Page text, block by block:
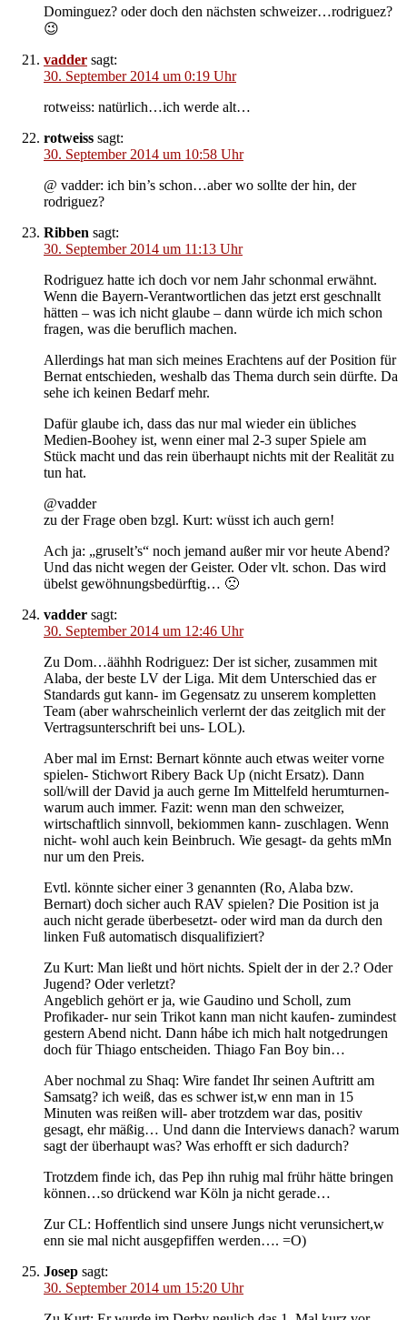
Dominguez? oder doch den nächsten schweizer…rodriguez?
😉
vadder sagt:
30. September 2014 um 0:19 Uhr
rotweiss: natürlich…ich werde alt…
rotweiss sagt:
30. September 2014 um 10:58 Uhr
@ vadder: ich bin’s schon…aber wo sollte der hin, der
rodriguez?
Ribben sagt:
30. September 2014 um 11:13 Uhr
Rodriguez hatte ich doch vor nem Jahr schonmal erwähnt.
Wenn die Bayern-Verantwortlichen das jetzt erst geschnallt
hätten – was ich nicht glaube – dann würde ich mich schon
fragen, was die beruflich machen.
Allerdings hat man sich meines Erachtens auf der Position für
Bernat entschieden, weshalb das Thema durch sein dürfte. Da
sehe ich keinen Bedarf mehr.
Dafür glaube ich, dass das nur mal wieder ein übliches
Medien-Boohey ist, wenn einer mal 2-3 super Spiele am
Stück macht und das rein überhaupt nichts mit der Realität zu
tun hat.
@vadder
zu der Frage oben bzgl. Kurt: wüsst ich auch gern!
Ach ja: „gruselt’s“ noch jemand außer mir vor heute Abend?
Und das nicht wegen der Geister. Oder vlt. schon. Das wird
übelst gewöhnungsbedürftig… 🙁
vadder sagt:
30. September 2014 um 12:46 Uhr
Zu Dom…äähhh Rodriguez: Der ist sicher, zusammen mit
Alaba, der beste LV der Liga. Mit dem Unterschied das er
Standards gut kann- im Gegensatz zu unserem kompletten
Team (aber wahrscheinlich verlernt der das zeitglich mit der
Vertragsunterschrift bei uns- LOL).
Aber mal im Ernst: Bernart könnte auch etwas weiter vorne
spielen- Stichwort Ribery Back Up (nicht Ersatz). Dann
soll/will der David ja auch gerne Im Mittelfeld herumturnen-
warum auch immer. Fazit: wenn man den schweizer,
wirtschaftlich sinnvoll, bekiommen kann- zuschlagen. Wenn
nicht- wohl auch kein Beinbruch. Wie gesagt- da gehts mMn
nur um den Preis.
Evtl. könnte sicher einer 3 genannten (Ro, Alaba bzw.
Bernart) doch sicher auch RAV spielen? Die Position ist ja
auch nicht gerade überbesetzt- oder wird man da durch den
linken Fuß automatisch disqualifiziert?
Zu Kurt: Man ließt und hört nichts. Spielt der in der 2.? Oder
Jugend? Oder verletzt?
Angeblich gehört er ja, wie Gaudino und Scholl, zum
Profikader- nur sein Trikot kann man nicht kaufen- zumindest
gestern Abend nicht. Dann hábe ich mich halt notgedrungen
doch für Thiago entscheiden. Thiago Fan Boy bin…
Aber nochmal zu Shaq: Wire fandet Ihr seinen Auftritt am
Samsatg? ich weiß, das es schwer ist,w enn man in 15
Minuten was reißen will- aber trotzdem war das, positiv
gesagt, ehr mäßig… Und dann die Interviews danach? warum
sagt der überhaupt was? Was erhofft er sich dadurch?
Trotzdem finde ich, das Pep ihn ruhig mal frühr hätte bringen
können…so drückend war Köln ja nicht gerade…
Zur CL: Hoffentlich sind unsere Jungs nicht verunsichert,w
enn sie mal nicht ausgepfiffen werden…. =O)
Josep sagt:
30. September 2014 um 15:20 Uhr